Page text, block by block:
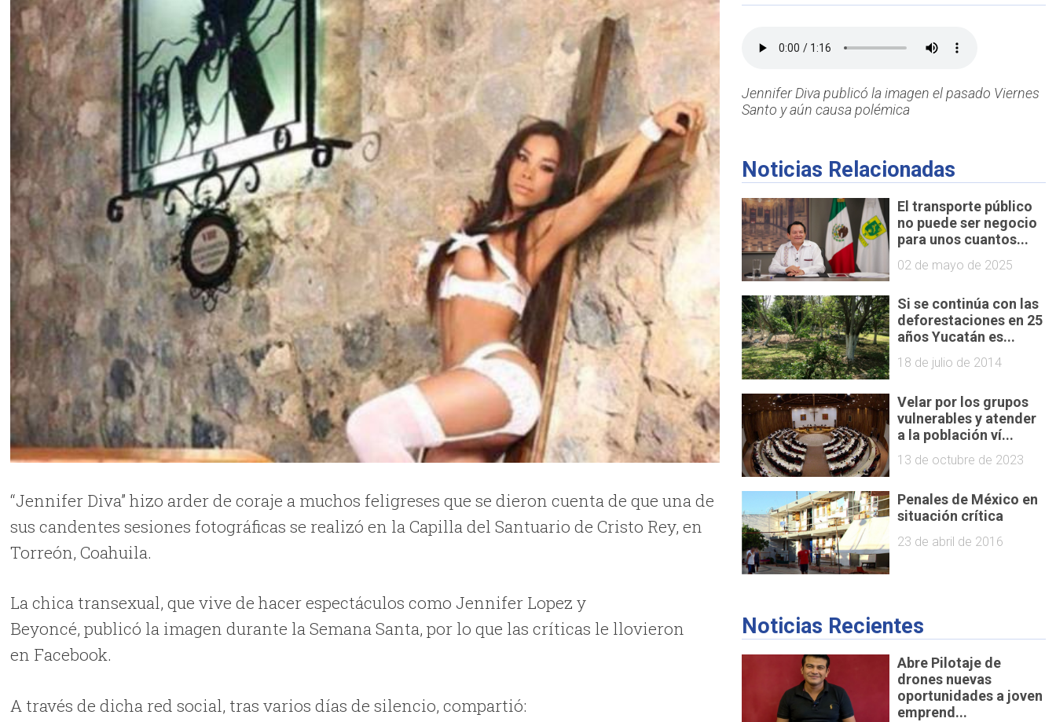
“Jennifer Diva” hizo arder de coraje a muchos feligreses que se dieron cuenta de que una de
sus candentes sesiones fotográficas se realizó en la Capilla del Santuario de Cristo Rey, en
Torreón, Coahuila.
La chica transexual, que vive de hacer espectáculos como Jennifer Lopez y
Beyoncé, publicó la imagen durante la Semana Santa, por lo que las críticas le llovieron
en Facebook.
A través de dicha red social, tras varios días de silencio, compartió:
Jennifer Diva publicó la imagen el pasado Viernes
Santo y aún causa polémica
Noticias Relacionadas
El transporte público
no puede ser negocio
para unos cuantos...
02 de mayo de 2025
Si se continúa con las
deforestaciones en 25
años Yucatán es...
18 de julio de 2014
Velar por los grupos
vulnerables y atender
a la población ví...
13 de octubre de 2023
Penales de México en
situación crítica
23 de abril de 2016
Noticias Recientes
Abre Pilotaje de
drones nuevas
oportunidades a joven
emprend...